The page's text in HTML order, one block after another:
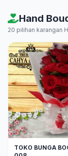
Hand
20 pilihan karangan
TOKO BUNGA